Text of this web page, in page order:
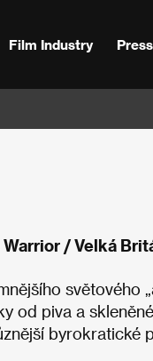
Film Industry Press
Warrior / Velká
světového
od piva a
byrokratické